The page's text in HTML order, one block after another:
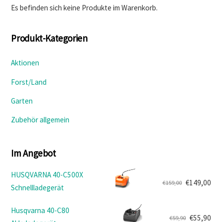
Es befinden sich keine Produkte im Warenkorb.
Produkt-Kategorien
Aktionen
Forst/Land
Garten
Zubehör allgemein
Im Angebot
HUSQVARNA 40-C500X
Schnellladegerät
€159,00
Ursprünglicher
war:
€149,00
Aktueller
ist:
Husqvarna 40-C80
€59,90 €55,90